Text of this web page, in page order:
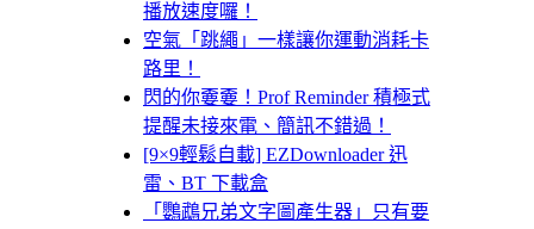
播放速度囉！
空氣「跳繩」一樣讓你運動消耗卡
路里！
閃的你嫑嫑！Prof Reminder 積極式
提醒未接來電、簡訊不錯過！
[9×9輕鬆自載] EZDownloader 迅
雷、BT 下載盒
「鸚鵡兄弟文字圖產生器」只有要